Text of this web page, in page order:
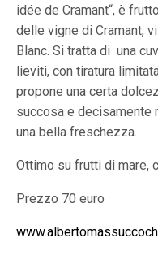
idée de Cramant“, è
delle vigne di Cramant,
Blanc. Si tratta di una
lieviti, con tiratura
propone una certa
succosa e decisamente
una bella freschezza.
Ottimo su frutti di mare,
Prezzo 70 euro